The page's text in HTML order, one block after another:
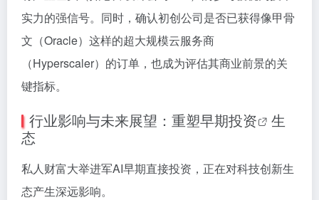
实力的强信号。同时，确认初创公司是否已获得像甲骨
文（Oracle）这样的超大规模云服务商
（Hyperscaler）的订单，也成为评估其商业前景的关
键指标。
行业影响与未来展望：重塑早期投资
生
态
私人财富大举进军AI早期直接投资，正在对科技创新生
态产生深远影响。